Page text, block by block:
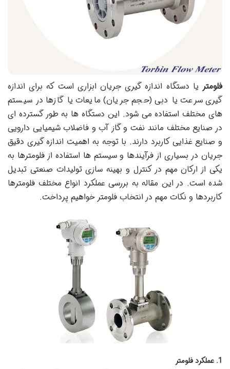
فلومتر یا دستگاه اندازه گیری جریان ابزاری است که برای اندازه
گیری سرعت یا دبی (حجم جریان) مایعات یا گازها در سیستم
های مختلف استفاده می شود. این دستگاه ها به طور گسترده ای
در صنایع مختلف مانند نفت و گاز آب و فاضلاب شیمیایی دارویی
و صنایع غذایی کاربرد دارند. با توجه به اهمیت اندازه گیری دقیق
جریان در بسیاری از فرآیندها و سیستم ها استفاده از فلومترها به
یکی از ارکان مهم در کنترل و بهینه سازی تولیدات صنعتی تبدیل
شده است. در این مقاله به بررسی عملکرد انواع مختلف فلومترها
کاربردها و نکات مهم در انتخاب فلومتر خواهیم پرداخت.
1. عملکرد فلومتر